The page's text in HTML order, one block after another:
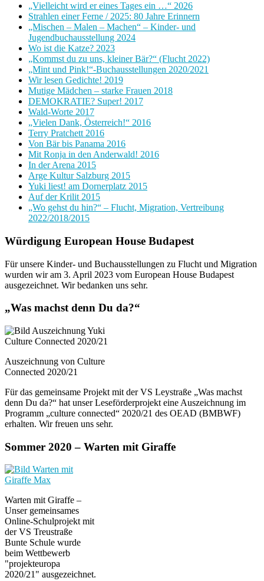
„Vielleicht wird er eines Tages ein …“ 2026
Strahlen einer Ferne / 2025: 80 Jahre Erinnern
„Mischen – Malen – Machen“ – Kinder- und
Jugendbuchausstellung 2024
Wo ist die Katze? 2023
„Kommst du zu uns, kleiner Bär?“ (Flucht 2022)
„Mint und Pink!“-Buchausstellungen 2020/2021
Wir lesen Gedichte! 2019
Mutige Mädchen – starke Frauen 2018
DEMOKRATIE? Super! 2017
Wald-Worte 2017
„Vielen Dank, Österreich!“ 2016
Terry Pratchett 2016
Von Bär bis Panama 2016
Mit Ronja in den Anderwald! 2016
In der Arena 2015
Arge Kultur Salzburg 2015
Yuki liest! am Dornerplatz 2015
Auf der Krilit 2015
„Wo gehst du hin?“ – Flucht, Migration, Vertreibung
2022/2018/2015
Würdigung European House Budapest
Für unsere Kinder- und Buchausstellungen zu Flucht und Migration
wurden wir am 3. April 2023 vom European House Budapest
ausgezeichnet. Wir bedanken uns sehr.
„Was machst denn Du da?“
Auszeichnung von Culture
Connected 2020/21
Für das gemeinsame Projekt mit der VS Leystraße „Was machst
denn Du da?“ hat unser Leseförderprojekt eine Auszeichnung im
Programm „culture connected“ 2020/21 des OEAD (BMBWF)
erhalten. Wir freuen uns sehr.
Sommer 2020 – Warten mit Giraffe
Warten mit Giraffe –
Unser gemeinsames
Online-Schulprojekt mit
der VS Treustraße
Bunte Schule wurde
beim Wettbewerb
"projekteuropa
2020/21" ausgezeichnet.